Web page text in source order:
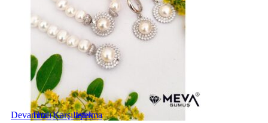
Devamını
HızlıKarşılaştırma
İstek